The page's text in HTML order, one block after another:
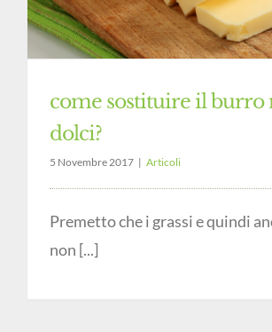
come sostituire il burro
dolci?
5 Novembre 2017 | Articoli
Premetto che i grassi e quindi
non [...]